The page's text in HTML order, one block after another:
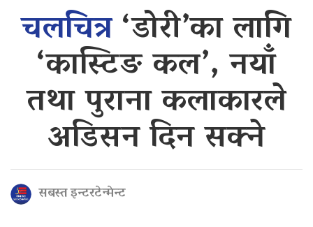
चलचित्र‘डोरी’का लागि
‘कास्टिङ कल’, नयाँ
तथा पुराना कलाकारले
अडिसन दिन सक्ने
सबस्त इन्टरटेन्मेन्ट